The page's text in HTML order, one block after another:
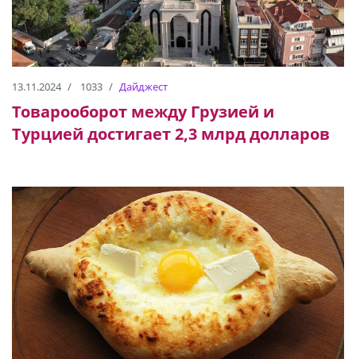
13.11.2024 1033 Дайджест
Товарооборот между Грузией и
Турцией достигает 2,3 млрд долларов